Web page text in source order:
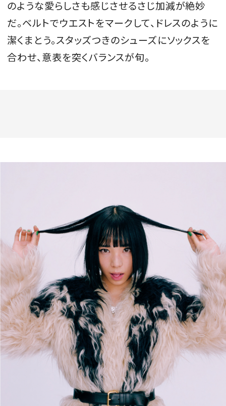
のような愛らしさも感じさせるさじ加減が絶妙
だ。ベルトでウエストをマークして、ドレスのように
潔くまとう。スタッズつきのシューズにソックスを
合わせ、意表を突くバランスが旬。